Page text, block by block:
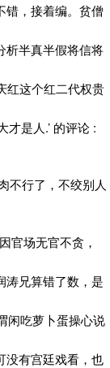
错，接着编。贫僧
析半真半假将信将
红这个红二代权贵
才是人.’ 的评论 :
不行了，不绞别人
官场无官不贪，
涛兄算错了数，是
闲吃萝卜蛋操心说
没有宫廷戏看，也